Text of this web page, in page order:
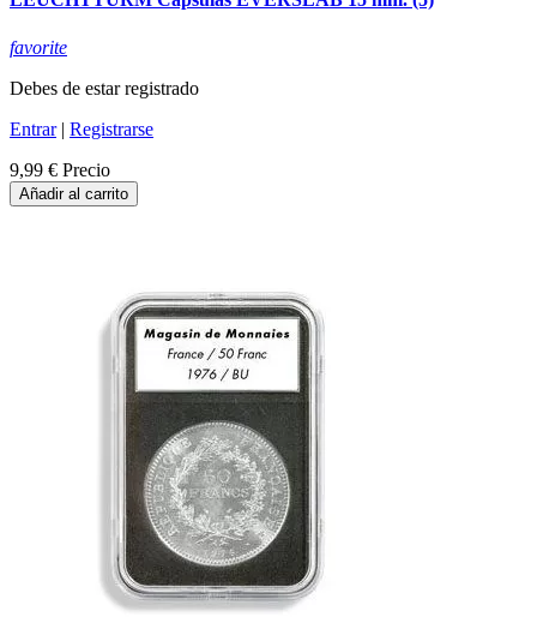
favorite
Debes de estar registrado
Entrar| Registrarse
9,99 € Precio
Añadir al carrito